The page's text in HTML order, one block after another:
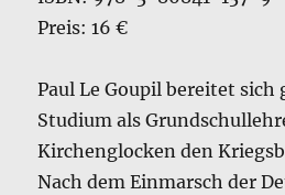
Preis: 16 €
Paul Le Goupil bereitet sich
Studium als
Kirchenglocken den
Nach dem Einmarsch der